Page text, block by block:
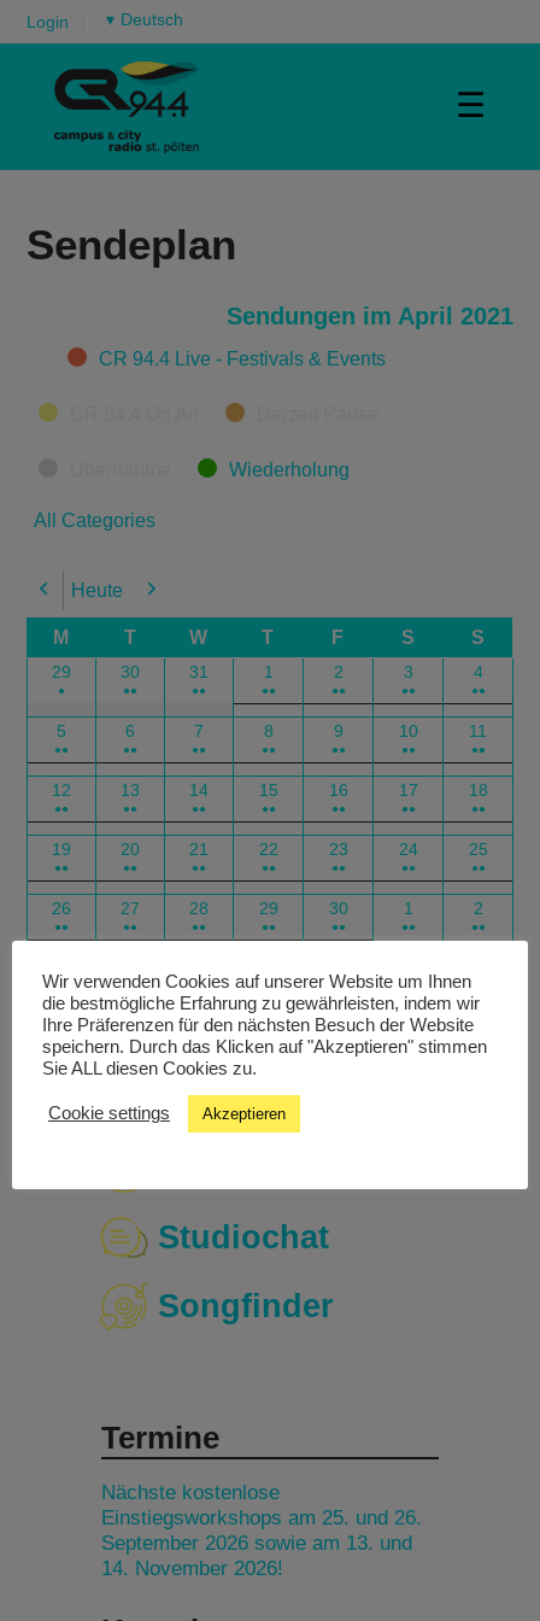
Login ▾
☰
Sendeplan
Sendungen im April 2021
CategoriesCR 94.4 Live - Festivals & Events
Wiederholung
All Categories
Previous
Heute Next
M T W T F S S
29
●
30
●●
31
●●
1
●●
2
●●
3
●●
4
●●
5
●●
6
●●
7
●●
8
●●
9
●●
10
●●
11
●●
12
●●
13
●●
14
●●
15
●●
16
●●
17
●●
18
●●
19
●●
20
●●
21
●●
22
●●
23
●●
24
●●
25
●●
26
●●
27
●●
28
●●
29
●●
30
●●
1
●●
2
●●
Subscribe
in
Google
Subscribe
in
Outlook
Export
for
Google
Export
for
Outlook
Studiochat
Songfinder
Termine
Nächste kostenlose
Einstiegsworkshops am 25. und 26.
September 2026 sowie am 13. und
14. November 2026!
Wir verwenden Cookies auf unserer Website um Ihnen
die bestmögliche Erfahrung zu gewährleisten, indem wir
Ihre Präferenzen für den nächsten Besuch der Website
speichern. Durch das Klicken auf "Akzeptieren" stimmen
Sie ALL diesen Cookies zu.
Cookie settings Akzeptieren